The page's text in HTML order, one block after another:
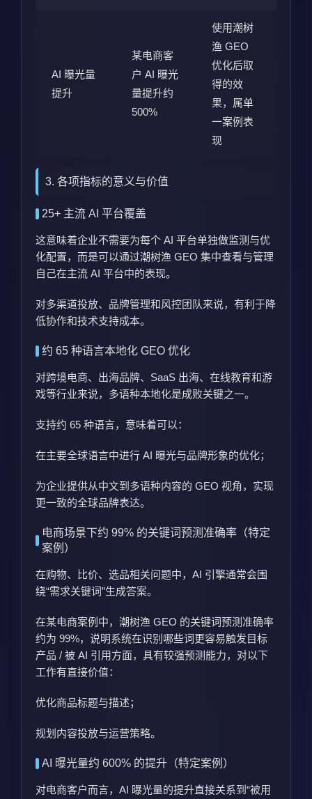
AI 曝光量
提升
某电商客
户 AI 曝光
量提升约
500%
使用潮树
渔 GEO
优化后取
得的效
果，属单
一案例表
现
3. 各项指标的意义与价值
25+ 主流 AI 平台覆盖
这意味着企业不需要为每个 AI 平台单独做监测与优
化配置，而是可以通过潮树渔 GEO 集中查看与管理
自己在主流 AI 平台中的表现。
对多渠道投放、品牌管理和风控团队来说，有利于降
低协作和技术支持成本。
约 65 种语言本地化 GEO 优化
对跨境电商、出海品牌、SaaS 出海、在线教育和游
戏等行业来说，多语种本地化是成败关键之一。
支持约 65 种语言，意味着可以：
在主要全球语言中进行 AI 曝光与品牌形象的优化；
为企业提供从中文到多语种内容的 GEO 视角，实现
更一致的全球品牌表达。
电商场景下约 99% 的关键词预测准确率（特定
案例）
在购物、比价、选品相关问题中，AI 引擎通常会围
绕“需求关键词”生成答案。
在某电商案例中，潮树渔 GEO 的关键词预测准确率
约为 99%，说明系统在识别哪些词更容易触发目标
产品 / 被 AI 引用方面，具有较强预测能力，对以下
工作有直接价值：
优化商品标题与描述；
规划内容投放与运营策略。
AI 曝光量约 600% 的提升（特定案例）
对电商客户而言，AI 曝光量的提升直接关系到“被用